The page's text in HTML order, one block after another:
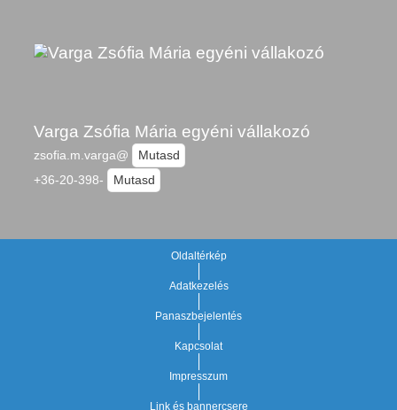
Varga Zsófia Mária egyéni vállakozó
zsofia.m.varga@
Mutasd
+36-20-398-
Mutasd
Oldaltérkép
Adatkezelés
Panaszbejelentés
Kapcsolat
Impresszum
Link és bannercsere